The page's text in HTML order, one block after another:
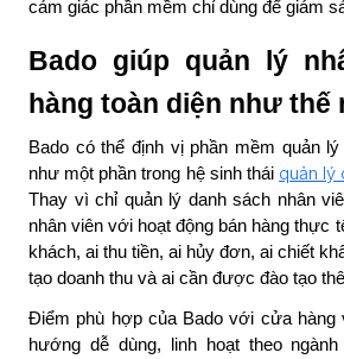
cảm giác phần mềm chỉ dùng để giám
Bado giúp quản lý
hàng toàn diện như thế
Bado có thể định vị phần mềm quản
như một phần trong hệ sinh thái quản lý
Thay vì chỉ quản lý danh sách nhân
nhân viên với hoạt động bán hàng thực
khách, ai thu tiền, ai hủy đơn, ai chiết
tạo doanh thu và ai cần được đào tạo
Điểm phù hợp của Bado với cửa hàng
hướng dễ dùng, linh hoạt theo